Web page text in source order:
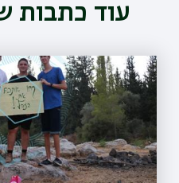
עוד כתבות